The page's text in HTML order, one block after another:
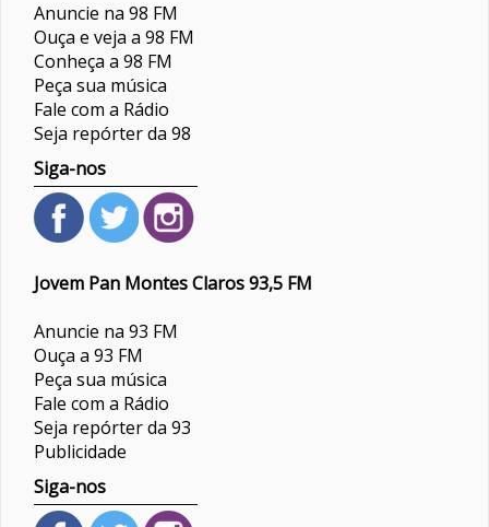
Anuncie na 98 FM
Ouça e veja a 98 FM
Conheça a 98 FM
Peça sua música
Fale com a Rádio
Seja repórter da 98
Siga-nos
Jovem Pan Montes Claros 93,5 FM
Anuncie na 93 FM
Ouça a 93 FM
Peça sua música
Fale com a Rádio
Seja repórter da 93
Publicidade
Siga-nos